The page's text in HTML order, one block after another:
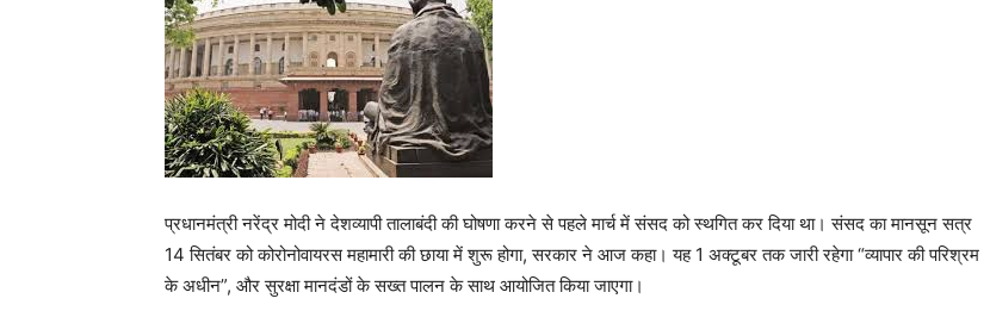
प्रधानमंत्री नरेंद्र मोदी ने देशव्यापी तालाबंदी की घोषणा करने से पहले मार्च में संसद को स्थगित कर दिया था। संसद का मानसून सत्र
14 सितंबर को कोरोनोवायरस महामारी की छाया में शुरू होगा, सरकार ने आज कहा। यह 1 अक्टूबर तक जारी रहेगा “व्यापार की परिश्रम
के अधीन”, और सुरक्षा मानदंडों के सख्त पालन के साथ आयोजित किया जाएगा।